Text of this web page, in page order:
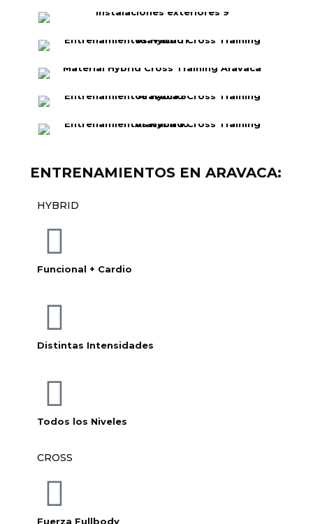
ENTRENAMIENTOS EN ARAVACA:
HYBRID
Funcional + Cardio
Distintas Intensidades
Todos los Niveles
CROSS
Fuerza Fullbody